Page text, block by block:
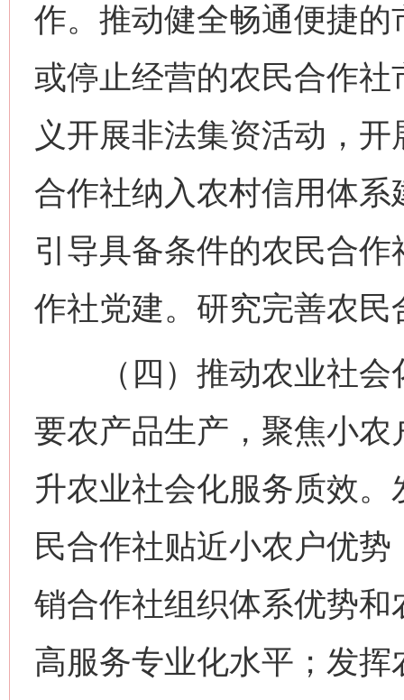
作。推动健全畅通便捷
或停止经营的农民合作
义开展非法集资活动，
合作社纳入农村信用体
引导具备条件的农民合
作社党建。研究完善农
（四）推动农业社会
要农产品生产，聚焦小
升农业社会化服务质效
民合作社贴近小农户优
销合作社组织体系优势
高服务专业化水平；发